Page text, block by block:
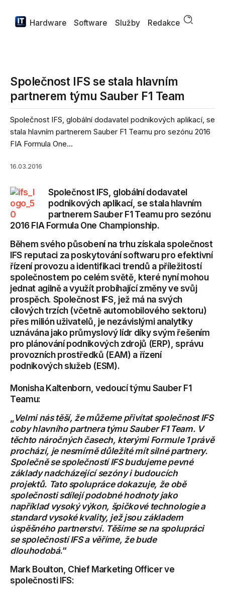
Hardware Software Služby Redakce
Společnost IFS se stala hlavním
partnerem týmu Sauber F1 Team
Společnost IFS, globální dodavatel podnikových aplikací, se
stala hlavním partnerem Sauber F1 Teamu pro sezónu 2016
FIA Formula One...
16.03.2016
Společnost IFS, globální dodavatel
podnikových aplikací, se stala hlavním
partnerem Sauber F1 Teamu pro sezónu
2016 FIA Formula One Championship.
Během svého působení na trhu získala společnost
IFS reputaci za poskytování softwaru pro efektivní
řízení provozu a identifikaci trendů a příležitostí
společnostem po celém světě, které nyní mohou
jednat agilně a využít probíhající změny ve svůj
prospěch. Společnost IFS, jež má na svých
cílových trzích (včetně automobilového sektoru)
přes milión uživatelů, je nezávislými analytiky
uznávána jako průmyslový lídr díky svým řešením
pro plánování podnikových zdrojů (ERP), správu
provozních prostředků (EAM) a řízení
podnikových služeb (ESM).
Monisha Kaltenborn, vedoucí týmu Sauber F1
Teamu:
Velmi nás těší, že můžeme přivítat společnost IFS
coby hlavního partnera týmu Sauber F1 Team. V
těchto náročných časech, kterými Formule 1 právě
prochází, je nesmírně důležité mít silné partnery.
Společně se společností IFS budujeme pevné
základy nadcházející sezóny i budoucích
projektů. Tato spolupráce dokazuje, že obě
společnosti sdílejí podobné hodnoty jako
například vysoký výkon, špičkové technologie a
standard vysoké kvality, jež jsou základem
úspěšného partnerství. Těšíme se na spolupráci
se společností IFS a věříme, že bude
dlouhodobá.“
Mark Boulton, Chief Marketing Officer ve
společnosti IFS: